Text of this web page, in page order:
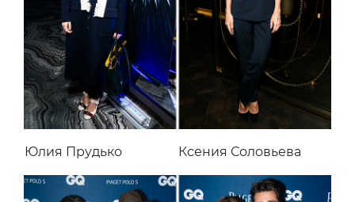
Юлия Прудько Ксения Соловьева